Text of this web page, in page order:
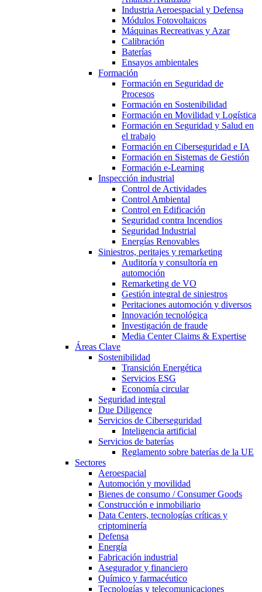
Industria Aeroespacial y Defensa
Módulos Fotovoltaicos
Máquinas Recreativas y Azar
Calibración
Baterías
Ensayos ambientales
Formación
Formación en Seguridad de
Procesos
Formación en Sostenibilidad
Formación en Movilidad y Logística
Formación en Seguridad y Salud en
el trabajo
Formación en Ciberseguridad e IA
Formación en Sistemas de Gestión
Formación e-Learning
Inspección industrial
Control de Actividades
Control Ambiental
Control en Edificación
Seguridad contra Incendios
Seguridad Industrial
Energías Renovables
Siniestros, peritajes y remarketing
Auditoría y consultoría en
automoción
Remarketing de VO
Gestión integral de siniestros
Peritaciones automoción y diversos
Innovación tecnológica
Investigación de fraude
Media Center Claims & Expertise
Áreas Clave
Sostenibilidad
Transición Energética
Servicios ESG
Economía circular
Seguridad integral
Due Diligence
Servicios de Ciberseguridad
Inteligencia artificial
Servicios de baterías
Reglamento sobre baterías de la UE
Sectores
Aeroespacial
Automoción y movilidad
Bienes de consumo / Consumer Goods
Construcción e inmobiliario
Data Centers, tecnologías críticas y
criptominería
Defensa
Energía
Fabricación industrial
Asegurador y financiero
Químico y farmacéutico
Tecnologías y telecomunicaciones